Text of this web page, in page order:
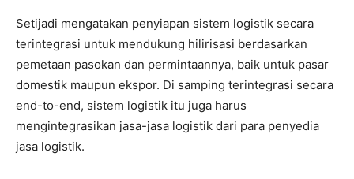
Setijadi mengatakan penyiapan sistem logistik secara
terintegrasi untuk mendukung hilirisasi berdasarkan
pemetaan pasokan dan permintaannya, baik untuk pasar
domestik maupun ekspor. Di samping terintegrasi secara
end-to-end, sistem logistik itu juga harus
mengintegrasikan jasa-jasa logistik dari para penyedia
jasa logistik.